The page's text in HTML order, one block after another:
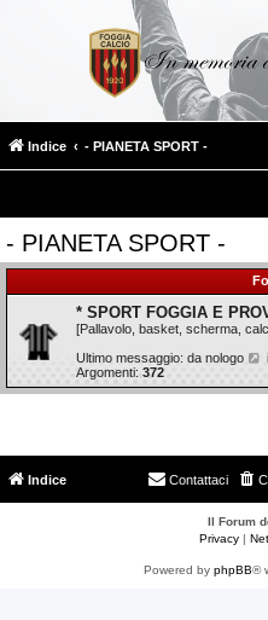
Indice - PIANETA SPORT -
- PIANETA SPORT -
* SPORT FOGGIA E
[Pallavolo, basket, scherma,
Ultimo messaggio: da nologo
d
i
m
o
e
s
s
g
Argomenti: 372
Indice Contattaci
Il Forum
Privacy|
Powered by phpBB®